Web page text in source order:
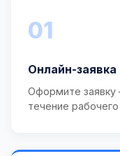
01
Онлайн-заявка
Оформите
течение